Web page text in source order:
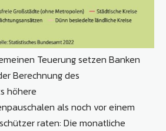
Teuerung setzen Banken
Berechnung des
höhere
als noch vor einem
raten: Die monatliche